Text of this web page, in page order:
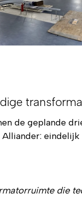
de geplande
die